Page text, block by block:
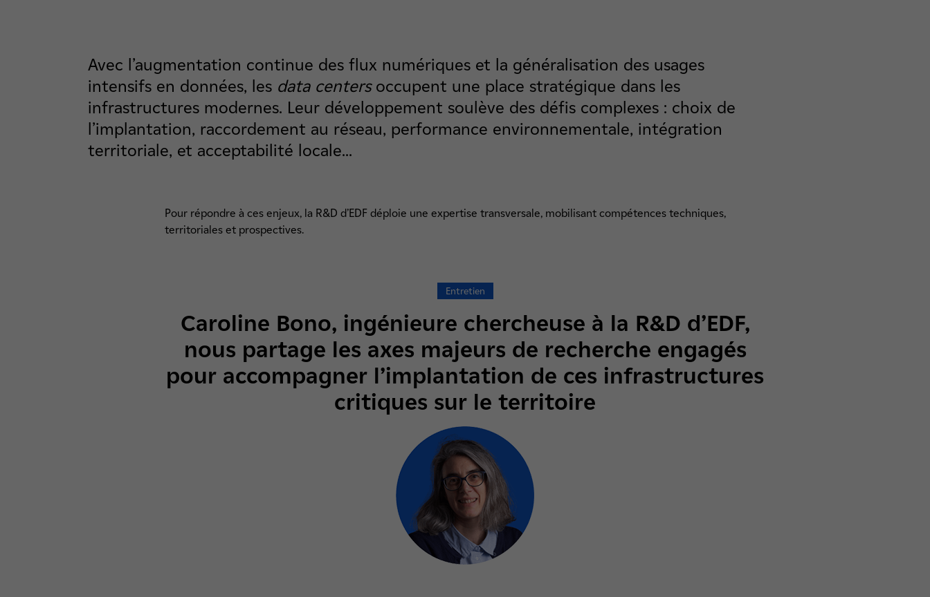
Avec l’augmentation continue des flux numériques et la généralisation des usages
intensifs en données, les data centersoccupent une place stratégique dans les
infrastructures modernes. Leur développement soulève des défis complexes : choix de
l’implantation, raccordement au réseau, performance environnementale, intégration
territoriale, et acceptabilité locale...
Pour répondre à ces enjeux, la R&D d’EDF déploie une expertise transversale, mobilisant compétences techniques,
territoriales et prospectives.
Caroline Bono, ingénieure chercheuse à la R&D d’EDF,
nous partage les axes majeurs de recherche engagés
pour accompagner l’implantation de ces infrastructures
critiques sur le territoire
Entretien